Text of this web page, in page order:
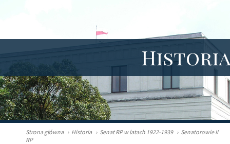
Strona główna › Historia › Senat RP w latach 1922-1939 › Senatorowie II
RP